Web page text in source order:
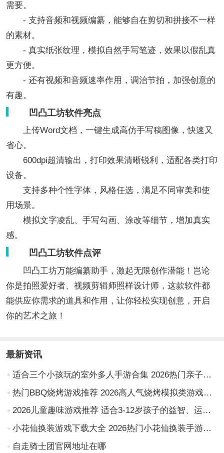
需要。
- 支持音频和视频编纂，能够自在剪切和拼接不一样
的素材。
- 真实纸张纹理，模拟自然手写笔迹，效果以假乱真
更方便。
- 还有视频和音频速率作用，调治节拍，加强创意的
有趣。
凹凸工坊软件亮点
上传Word文档，一键生成高仿手写稿图像，快速又
省心。
600dpi超清输出，打印效果清晰锐利，适配各类打印
设备。
支持多种个性字体，风格任选，满足不同审美和使
用场景。
模拟文字凌乱、手写勾画、涂改等细节，增加真实
感。
凹凸工坊软件点评
凹凸工坊万能编纂助手，激起无限创作潜能！岂论
你是拍照爱好者、视频剪辑师照样设计师，这款软件都
能供应你需求的道具和作用，让你轻松实现创意，开启
你的艺术之旅！
最新资讯
适合三个小孩玩的室外多人手游合集 2026热门亲子户外互动游戏推荐
热门BBQ烧烤游戏推荐 2026高人气烧烤模拟类游戏下载合集
2026儿童趣味游戏推荐 适合3-12岁孩子的益智、运动与创意类游戏清单
小花仙换装游戏下载大全 2026热门小花仙换装手游推荐合集
自走骑士团官网地址在哪